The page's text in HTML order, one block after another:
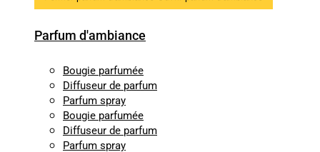
Parfum d'ambiance
Bougie parfumée
Diffuseur de parfum
Parfum spray
Bougie parfumée
Diffuseur de parfum
Parfum spray